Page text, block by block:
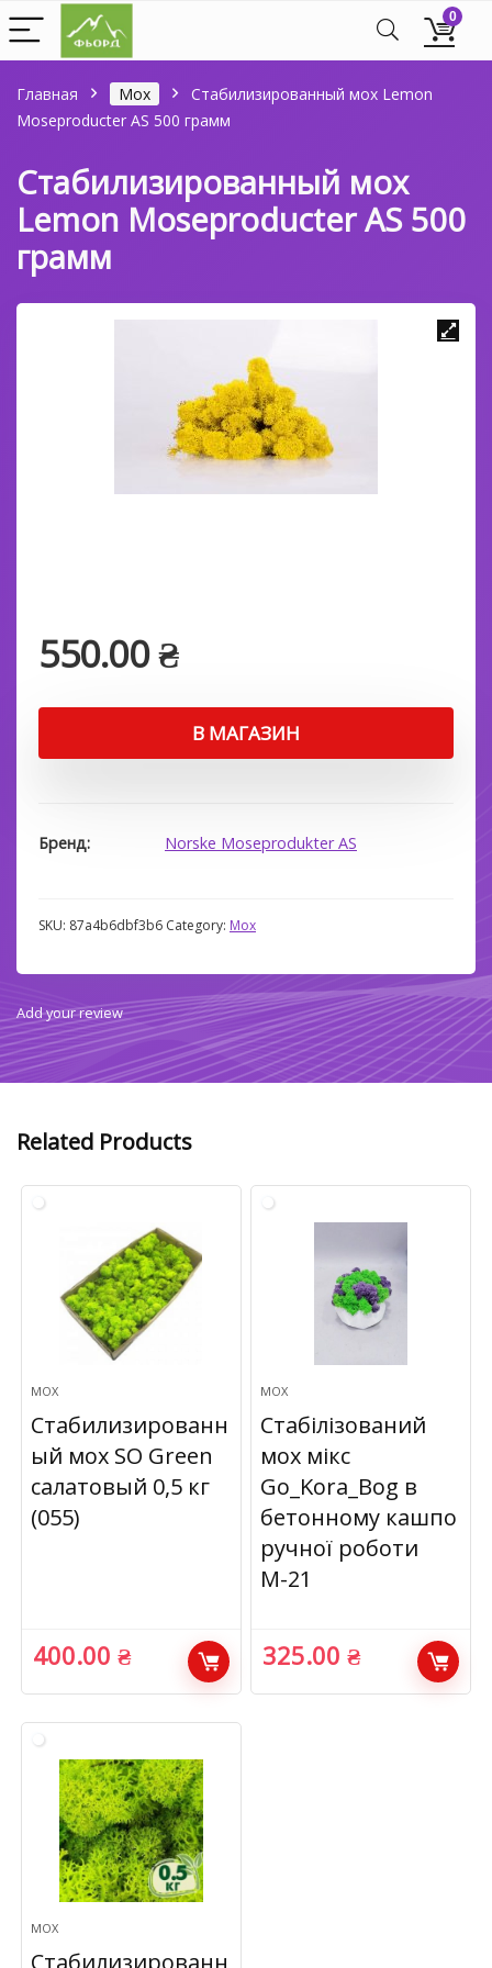
0
Главная Мох
Стабилизированный мох Lemon
Moseproducter AS 500 грамм
Стабилизированный мох
Lemon Moseproducter AS 500
грамм
550.00₴
В МАГАЗИН
Бренд Norske Moseprodukter AS
SKU: 87a4b6dbf3b6 Category: Мох
Add your review
Related Products
МОХ
Стабилизированн
ый мох SO Green
салатовый 0,5 кг
(055)
400.00₴
МОХ
Стабілізований
мох мікс
Go_Kora_Bog в
бетонному кашпо
ручної роботи
М-21
325.00₴
МОХ
Стабилизированн